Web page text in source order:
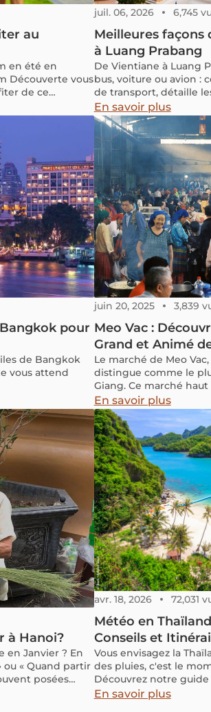
au
en été en
Découverte vous
de ce
juil. 06, 2026 6,745
Meilleures façons
à Luang Prabang
De Vientiane à Luang
bus, voiture ou avion :
de transport, détaille
route et les conseils
Laos.
En savoir plus
pour
de Bangkok
vous attend
juin 20, 2025 3,839
Meo Vac :
Grand et Animé
Le marché de Meo
distingue comme le
Giang. Ce marché
habitants qui s'y
célébrer leur diversité
activités culturelles.
qui rend ce marché si
touristes que les
En savoir plus
à Hanoi?
en Janvier ? En
ou « Quand partir
posées
capitale du
avr. 18, 2026 72,031
Météo en
Conseils et
Vous envisagez la
des pluies, c'est le
Découvrez notre
épargnées par la
En savoir plus